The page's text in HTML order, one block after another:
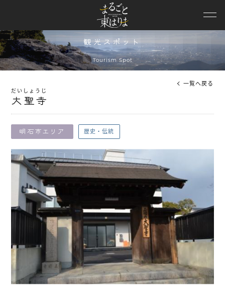
観光スポット
モデルコース
イベント
エリア情報
観光動画
パンフレット
兵庫DC特設
協議会概要
お問い合わせ
プライバシー・ポリシー
観光スポット
Tourism Spot
だいしょうじ
大聖寺
一覧へ戻る
明石市エリア 歴史・伝統